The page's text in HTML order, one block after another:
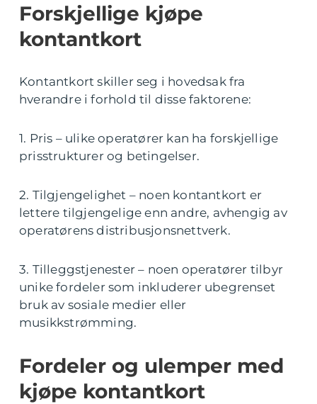
Forskjellige kjøpe
kontantkort
Kontantkort skiller seg i hovedsak fra
hverandre i forhold til disse faktorene:
1. Pris – ulike operatører kan ha forskjellige
prisstrukturer og betingelser.
2. Tilgjengelighet – noen kontantkort er
lettere tilgjengelige enn andre, avhengig av
operatørens distribusjonsnettverk.
3. Tilleggstjenester – noen operatører tilbyr
unike fordeler som inkluderer ubegrenset
bruk av sosiale medier eller
musikkstrømming.
Fordeler og ulemper med
kjøpe kontantkort